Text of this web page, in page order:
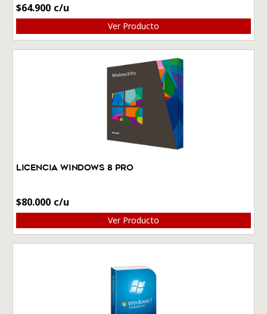
$64.900
Ver Producto
Licencia Windows 8 Pro
$80.000
Ver Producto